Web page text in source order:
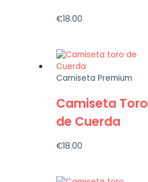
€18.00
Camiseta Premium
Camiseta Toro
de Cuerda
€18.00